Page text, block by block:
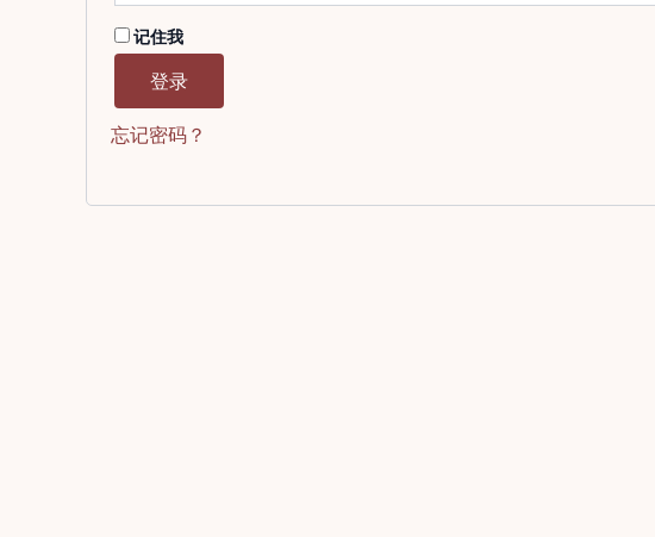
记住我
登录
忘记密码？